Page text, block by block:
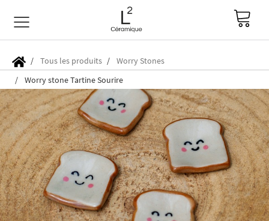
Tous les produits
Worry Stones
Worry stone Tartine Sourire